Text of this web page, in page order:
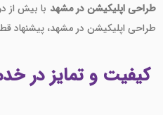
طراحی اپلیکیشن در مشهد
طراحی اپلیکیشن در مشهد، پیشنهاد
کیفیت و تمایز در خدمات